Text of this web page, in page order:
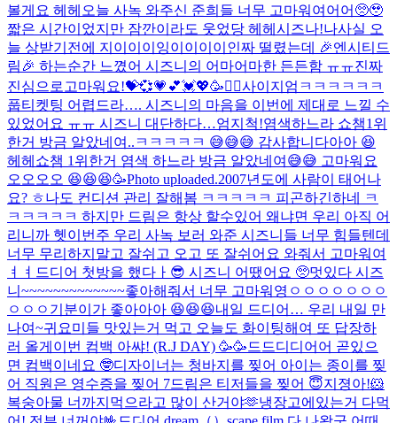
볼게요 헤헤 오늘 사녹 와주신 준희들 너무 고마워여어어🥺🥹
짧은 시간이었지만 잠깐이라도 웃었당 헤헤 시즈나!나사실 오
늘 상받기전에 지이이이잉이이이이인짜 떨렸는데 🎉엔시티드
림🎉 하는순간 느꼈어 시즈니의 어마어마한 든든함 ㅠㅠ진짜
진심으로고마워요!💝💞💗💕💓💖🥳🙇‍♂️사이지엄ㅋㅋㅋㅋㅋㅋ
풉티켓팅 어렵드라…. 시즈니의 마음을 이번에 제대로 느낄 수
있었어요 ㅠㅠ 시즈니 대단하다…엄지척!염색하느라 쇼챔1위
한거 방금 알았네여..ㅋㅋㅋㅋㅋ 😅😅😅 감사합니다아아 😆
헤헤 쇼챔 1위한거 염색 하느라 방금 알았네여😅😅 고마워요
오오오오 😆😆😆🥳Photo uploaded.2007년도에 사람이 태어나
요? ㅎ나도 컨디션 관리 잘해봄 ㅋㅋㅋㅋㅋ 피곤하긴하네 ㅋ
ㅋㅋㅋㅋㅋ 하지만 드림은 항상 할수있어 왜냐면 우리 아직 어
리니까 헷이번주 우리 사녹 보러 와준 시즈니들 너무 힘들텐데
너무 무리하지말고 잘쉬고 오고 또 잘쉬어요 와줘서 고마워여
ㅕㅕ 드디어 첫방을 했다ㅏ😎 시즈니 어땠어요 🥺멋있다 시즈
니~~~~~~~~~~~~~좋아해줘서 너무 고마워영ㅇㅇㅇㅇㅇㅇㅇ
ㅇㅇㅇ 기분이가 좋아아아 😆😆😆내일 드디어… 우리 내일 만
나여~귀요미들 맛있는거 먹고 오늘도 화이팅해여 또 답장하
러 올게 이번 컴백 아쌰! (R.J DAY) 🥳🥳드드디디어어 곧있으
면 컴백이네요 🤓디자이너는 청바지를 찢어 아이는 종이를 찢
어 직원은 영수증을 찢어 7드림은 티저들을 찢어 😇지졍아!🐹
복숭아물 너까지먹으라고 많이 산거야🫶냉장고에있는거 다먹